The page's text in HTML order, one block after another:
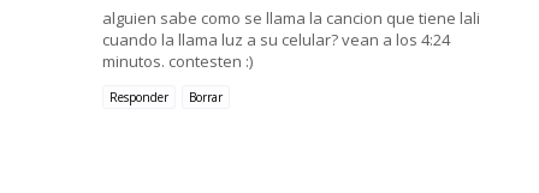
alguien sabe como se llama la cancion que tiene lali
cuando la llama luz a su celular? vean a los 4:24
minutos. contesten :)
Responder Borrar